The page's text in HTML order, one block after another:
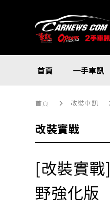
首頁 一手車訊
首頁 改裝車訊
改裝實戰
[改裝實
野強化版